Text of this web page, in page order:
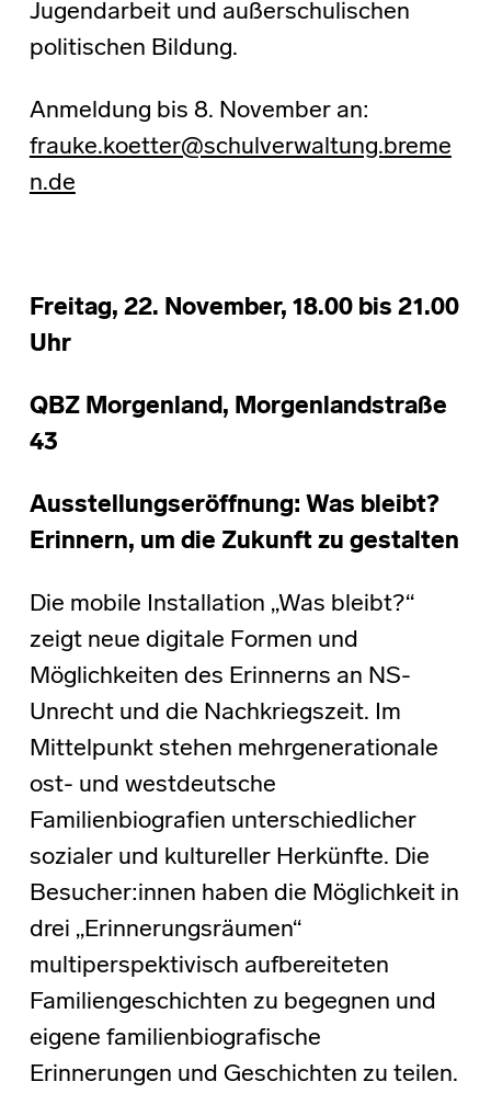
Jugendarbeit und außerschulischen
politischen Bildung.
Anmeldung bis 8. November an:
frauke.koetter@schulverwaltung.breme
n.de
Freitag, 22. November, 18.00 bis 21.00
Uhr
QBZ Morgenland, Morgenlandstraße
43
Ausstellungseröffnung: Was bleibt?
Erinnern, um die Zukunft zu gestalten
Die mobile Installation „Was bleibt?“
zeigt neue digitale Formen und
Möglichkeiten des Erinnerns an NS-
Unrecht und die Nachkriegszeit. Im
Mittelpunkt stehen mehrgenerationale
ost- und westdeutsche
Familienbiografien unterschiedlicher
sozialer und kultureller Herkünfte. Die
Besucher:innen haben die Möglichkeit in
drei „Erinnerungsräumen“
multiperspektivisch aufbereiteten
Familiengeschichten zu begegnen und
eigene familienbiografische
Erinnerungen und Geschichten zu teilen.